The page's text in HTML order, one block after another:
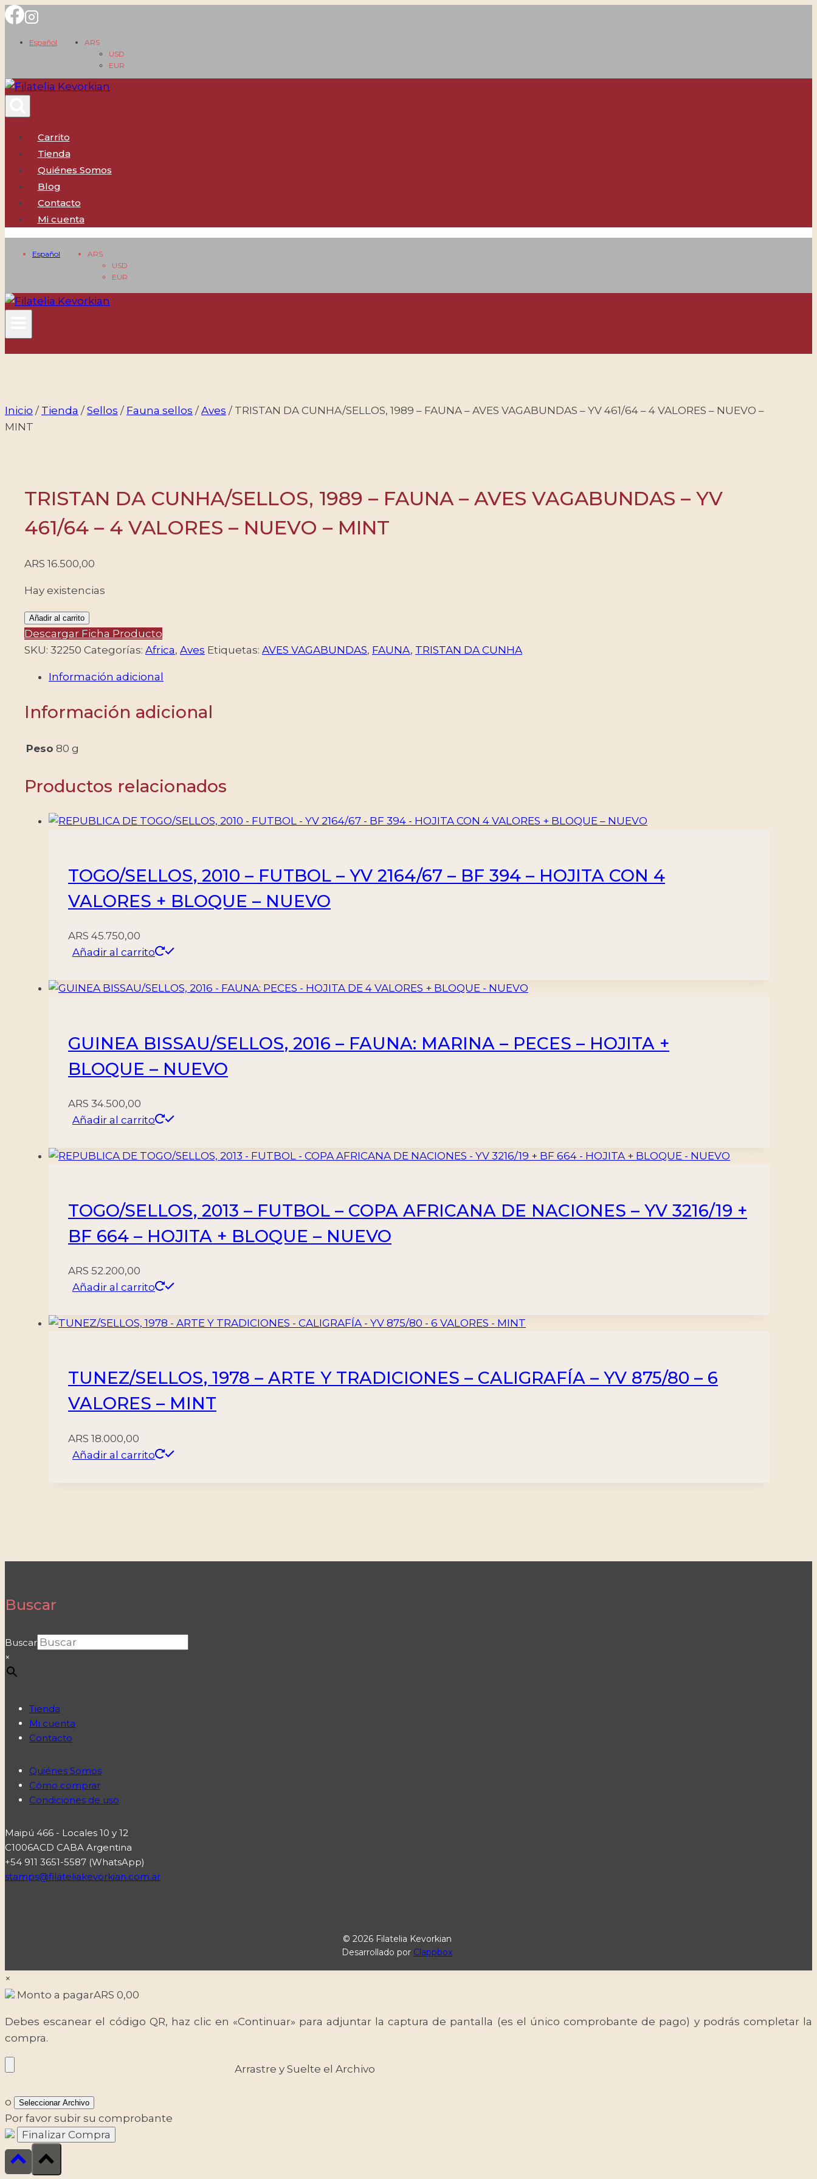
Saltar
contenido
Español
ARS
USD
EUR
Carrito
Tienda
Quiénes Somos
Blog
Contacto
Mi cuenta
Español
ARS
USD
EUR
Inicio / Tienda / Sellos / Fauna sellos / Aves / TRISTAN DA CUNHA/SELLOS, 1989 – FAUNA – AVES VAGABUNDAS – YV 461/64 – 4 VALORES – NUEVO –
MINT
TRISTAN DA CUNHA/SELLOS, 1989 – FAUNA – AVES VAGABUNDAS – YV
461/64 – 4 VALORES – NUEVO – MINT
ARS 16.500,00
Hay existencias
TRISTAN
DA
CUNHA/SELLOS,
VAGABUNDAS
YV
Añadir al carrito
Descargar Ficha Producto
SKU: 32250 Categorías: Africa, Aves Etiquetas: AVES VAGABUNDAS, FAUNA, TRISTAN DA CUNHA
Información adicional
Información adicional
Peso 80 g
Productos relacionados
TOGO/SELLOS, 2010 – FUTBOL – YV 2164/67 – BF 394 – HOJITA CON 4
VALORES + BLOQUE – NUEVO
ARS 45.750,00
Añadir al carrito
GUINEA BISSAU/SELLOS, 2016 – FAUNA: MARINA – PECES – HOJITA +
BLOQUE – NUEVO
ARS 34.500,00
Añadir al carrito
TOGO/SELLOS, 2013 – FUTBOL – COPA AFRICANA DE NACIONES – YV 3216/19 +
BF 664 – HOJITA + BLOQUE – NUEVO
ARS 52.200,00
Añadir al carrito
TUNEZ/SELLOS, 1978 – ARTE Y TRADICIONES – CALIGRAFÍA – YV 875/80 – 6
VALORES – MINT
ARS 18.000,00
Añadir al carrito
Buscar
Buscar
×
Tienda
Mi cuenta
Contacto
Quiénes Somos
Cómo comprar
Condiciones de uso
Maipú 466 - Locales 10 y 12
C1006ACD CABA Argentina
+54 911 3651-5587 (WhatsApp)
stamps@filateliakevorkian.com.ar
© 2026 Filatelia Kevorkian
Desarrollado por Clappbox
×
Monto a pagarARS 0,00
Debes escanear el código QR, haz clic en «Continuar» para adjuntar la captura de pantalla (es el único comprobante de pago) y podrás completar la
compra.
Arrastre y Suelte el Archivo
o Seleccionar Archivo
Por favor subir su comprobante